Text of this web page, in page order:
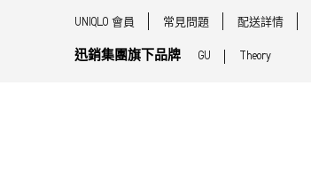
UNIQLO 會員 常見問題 配送詳情
迅銷集團旗下品牌 GU Theory